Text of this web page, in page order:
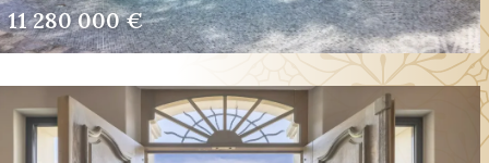
11 280 000 €